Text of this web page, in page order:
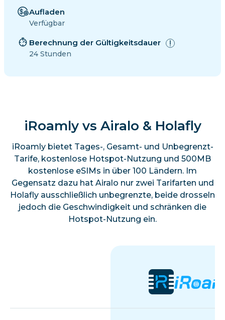
Aufladen
Verfügbar
Berechnung der Gültigkeitsdauer
24 Stunden
iRoamly vs Airalo & Holafly
iRoamly bietet Tages-, Gesamt- und Unbegrenzt-
Tarife, kostenlose Hotspot-Nutzung und 500MB
kostenlose eSIMs in über 100 Ländern. Im
Gegensatz dazu hat Airalo nur zwei Tarifarten und
Holafly ausschließlich unbegrenzte, beide drosseln
jedoch die Geschwindigkeit und schränken die
Hotspot-Nutzung ein.